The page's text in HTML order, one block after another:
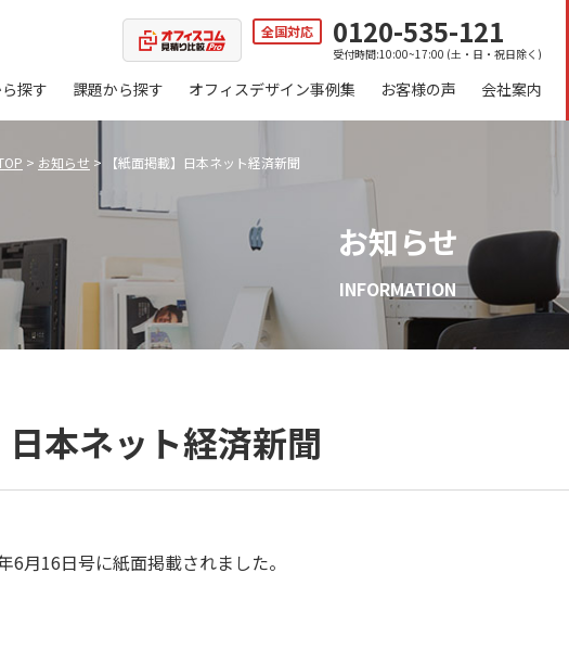
全国対応 0120-535-121
受付時間:10:00~17:00 (土・日・祝日除く)
探す 課題から探す オフィスデザイン事例集 お客様の声 会社案内
> お知らせ > 【紙面掲載】日本ネット経済新聞
お知らせ
INFORMATION
日本ネット経済新聞
6月16日号に紙面掲載されました。